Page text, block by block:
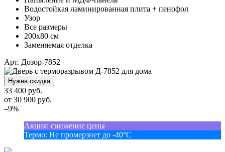
Водостойкая ламинированная плита + пенофол
Узор
Все размеры
200х80 см
Заменяемая отделка
Арт. Дозор-7852
Нужна скидка
33 400 руб.
от 30 900 руб.
–9%
Акция: снижение цены
Термо: Не промерзнет до -40°С